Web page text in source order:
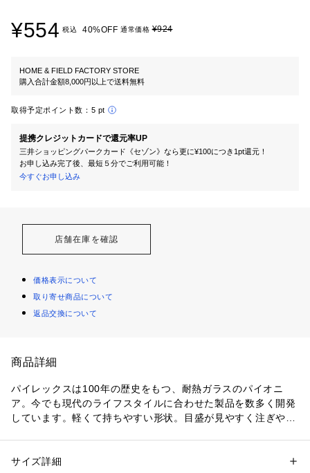
¥554 税込 40%OFF 通常価格¥924
HOME & FIELD FACTORY STORE
購入合計金額8,000円以上で送料無料
取得予定ポイント数： 5 pt
提携クレジットカードで還元率UP
三井ショッピングパークカード《セゾン》なら更に¥100につき1pt還元！
お申し込み完了後、最短５分でご利用可能！
今すぐお申し込み
店舗在庫を確認
価格表示について
取り寄せ商品について
返品交換について
商品詳細
パイレックスは100年の歴史をもつ、耐熱ガラスのパイオニ
ア。今でも現代のライフスタイルに合わせた製品を数多く開発
しています。軽くて持ちやすい形状。目盛が見やすく注ぎやす
性別：レディース
サイズ詳細